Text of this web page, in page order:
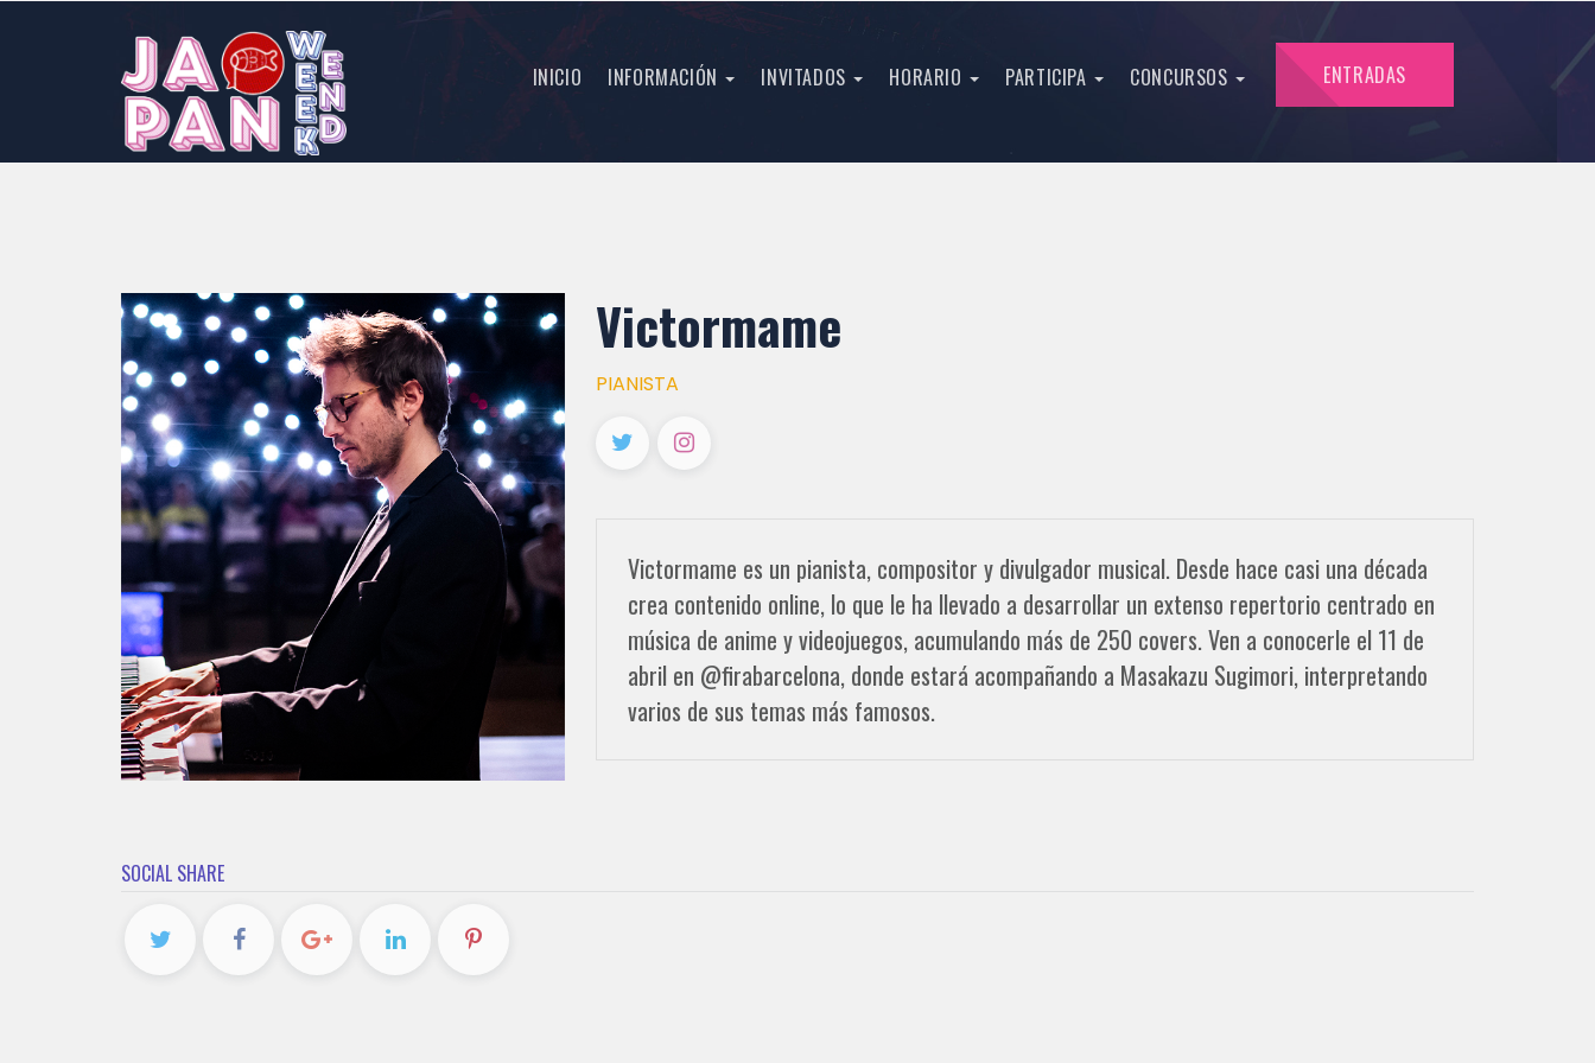
INICIO INFORMACIÓN INVITADOS HORARIO PARTICIPA CONCURSOS ENTRADAS
Victormame
PIANISTA
Victormame es un pianista, compositor y divulgador musical. Desde hace casi una década
crea contenido online, lo que le ha llevado a desarrollar un extenso repertorio centrado en
música de anime y videojuegos, acumulando más de 250 covers. Ven a conocerle el 11 de
abril en @firabarcelona, donde estará acompañando a Masakazu Sugimori, interpretando
varios de sus temas más famosos.
SOCIAL SHARE